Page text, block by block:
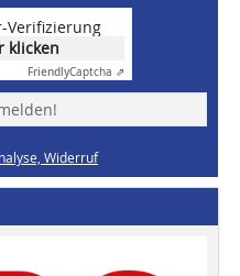
Verifizierung
klicken
FriendlyCaptcha ⇗
Widerruf